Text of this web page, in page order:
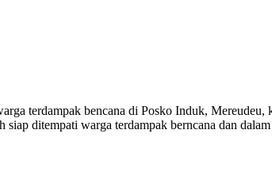
terdampak bencana di Posko Induk, Mereudeu,
ditempati warga terdampak berncana dan